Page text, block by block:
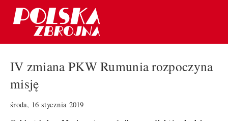
IV zmiana PKW Rumunia rozpoczyna
misję
środa, 16 stycznia 2019